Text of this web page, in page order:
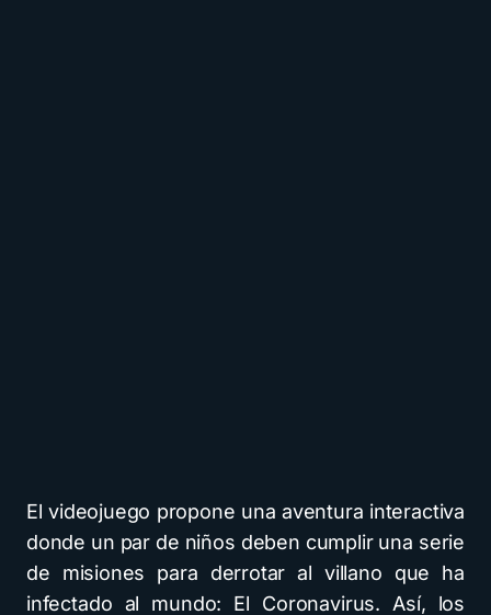
El videojuego propone una aventura interactiva
donde un par de niños deben cumplir una serie
de misiones para derrotar al villano que ha
infectado al mundo: El Coronavirus. Así, los